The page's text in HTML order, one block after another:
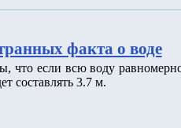
факта о воде
что если всю воду
составлять 3.7 м.